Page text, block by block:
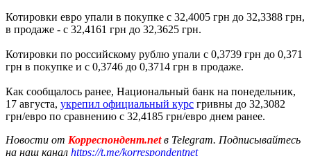
Котировки евро упали в покупке с 32,4005 грн до 32,3388 грн,
в продаже - с 32,4161 грн до 32,3625 грн.
Котировки по российскому рублю упали с 0,3739 грн до 0,371
грн в покупке и с 0,3746 до 0,3714 грн в продаже.
Как сообщалось ранее, Национальный банк на понедельник,
17 августа, укрепил официальный курс гривны до 32,3082
грн/евро по сравнению с 32,4185 грн/евро днем ранее.
Новости от Корреспондент.netв Telegram. Подписывайтесь
на наш канал https://t.me/korrespondentnet